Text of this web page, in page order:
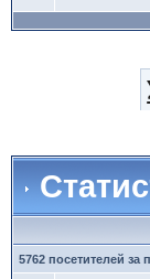
5762 посетителей за